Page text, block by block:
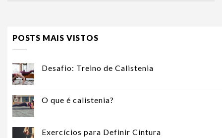
POSTS MAIS VISTOS
Desafio: Treino de Calistenia
O que é calistenia?
Exercícios para Definir Cintura